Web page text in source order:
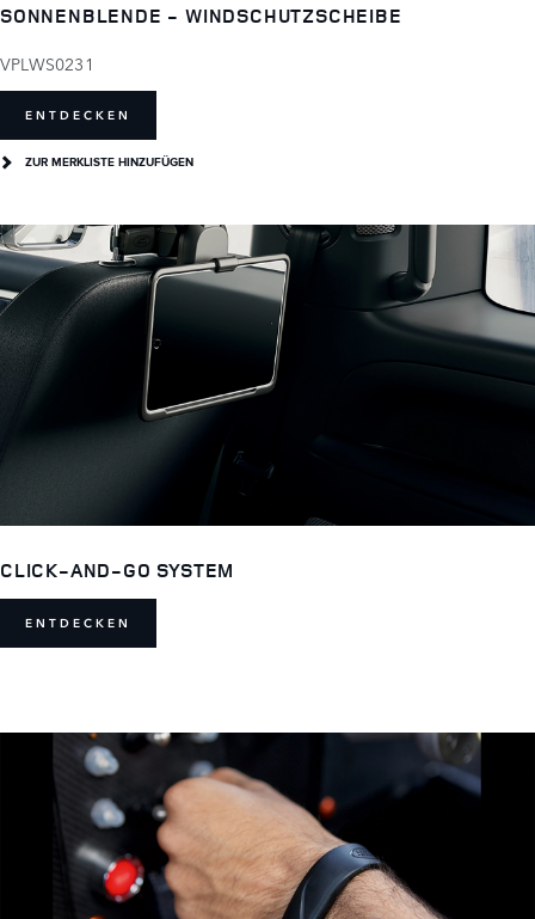
SONNENBLENDE - WINDSCHUTZSCHEIBE
VPLWS0231
ENTDECKEN
ZUR MERKLISTE HINZUFÜGEN
CLICK-AND-GO SYSTEM
ENTDECKEN